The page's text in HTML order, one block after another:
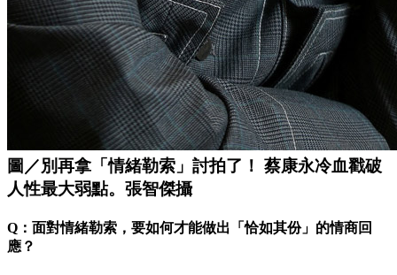
圖／別再拿「情緒勒索」討拍了！ 蔡康永冷血戳破
人性最大弱點。張智傑攝
Q：面對情緒勒索，要如何才能做出「恰如其份」的情商回
應？